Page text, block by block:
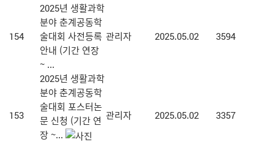
154
2025년 생활과학
분야 춘계공동학
술대회 사전등록
안내 (기간 연장
~ ...
관리자 2025.05.02 3594
153
2025년 생활과학
분야 춘계공동학
술대회 포스터논
문 신청 (기간 연
장 ~...
관리자 2025.05.02 3357